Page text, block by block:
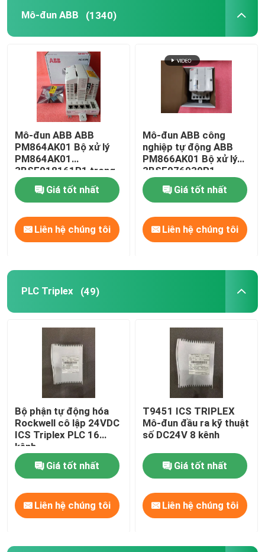
Mô-đun ABB (1340)
Mô-đun ABB ABB
PM864AK01 Bộ xử lý
PM864AK01
3BSE018161R1 trong
kho
Giá tốt nhất
Liên hệ chúng tôi
Mô-đun ABB công
nghiệp tự động ABB
PM866AK01 Bộ xử lý
3BSE076939R1
Giá tốt nhất
Liên hệ chúng tôi
PLC Triplex (49)
Bộ phận tự động hóa
Rockwell cô lập 24VDC
ICS Triplex PLC 16
kênh
Giá tốt nhất
Liên hệ chúng tôi
T9451 ICS TRIPLEX
Mô-đun đầu ra kỹ thuật
số DC24V 8 kênh
Giá tốt nhất
Liên hệ chúng tôi